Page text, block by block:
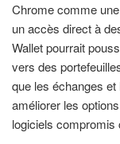
Chrome comme
un accès direct à
Wallet pourrait
vers des
que les échanges
améliorer les
logiciels compromis